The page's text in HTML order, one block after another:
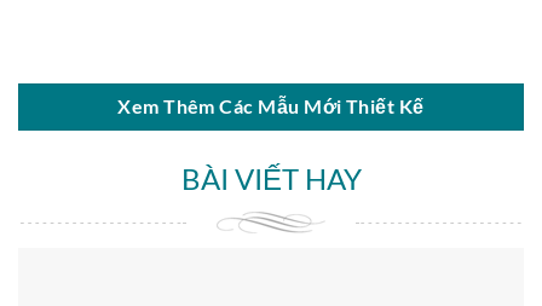
Xem Thêm Các Mẫu Mới Thiết Kế
BÀI VIẾT HAY